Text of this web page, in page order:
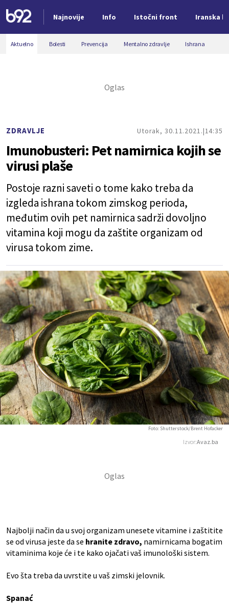
Najnovije Info Istočni front Iranska
Nova vest
Aktuelno Bolesti Prevencija Mentalno zdravlje Ishrana
ZDRAVLJE Utorak, 30.11.2021. 14:35
Imunobusteri: Pet namirnica kojih se
virusi plaše
Postoje razni saveti o tome kako treba da
izgleda ishrana tokom zimskog perioda,
međutim ovih pet namirnica sadrži dovoljno
vitamina koji mogu da zaštite organizam od
virusa tokom zime.
Izvor:Avaz.ba
Foto: Shutterstock/Brent Hofacker
Najbolji način da u svoj organizam unesete vitamine i zaštitite
se od virusa jeste da se hranite zdravo, namirnicama bogatim
vitaminima koje će i te kako ojačati vaš imunološki sistem.
Evo šta treba da uvrstite u vaš zimski jelovnik.
Spanać